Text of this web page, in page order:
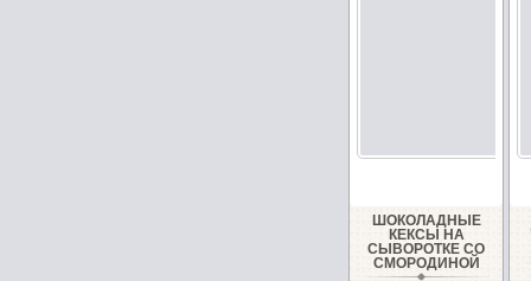
ШОКОЛАДНЫЕ
КЕКСЫ НА
СЫВОРОТКЕ СО
СМОРОДИНОЙ